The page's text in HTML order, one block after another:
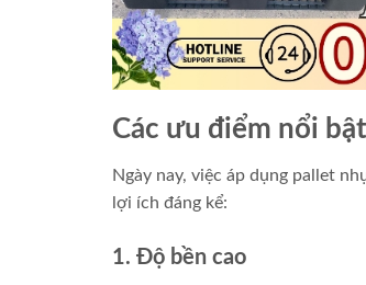
Các ưu điểm nổi
Ngày nay, việc áp dụng pallet
lợi ích đáng kể:
1. Độ bền cao